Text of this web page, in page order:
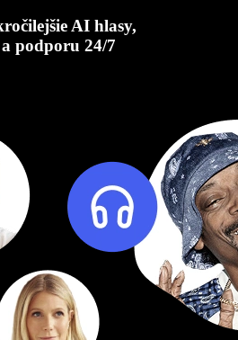
AI hlasy,
podporu 24/7